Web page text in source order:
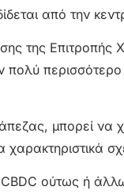
από την
της Επιτροπής
πολύ
μπορεί να
CBDC ούτως ή